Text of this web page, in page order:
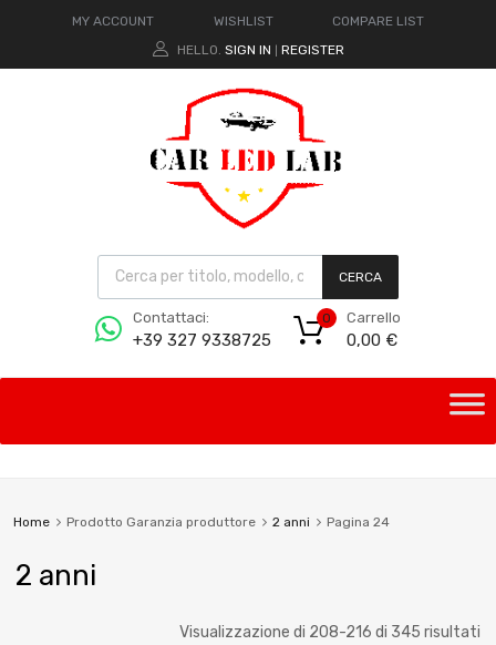
MY ACCOUNT WISHLIST
COMPARE LIST
HELLO. SIGN IN REGISTER
CERCA
Contattaci:
+39 327 9338725
Carrello
0,00 €
0
Home Prodotto Garanzia produttore 2 anni Pagina 24
2 anni
Visualizzazione di 208-216 di 345 risultati